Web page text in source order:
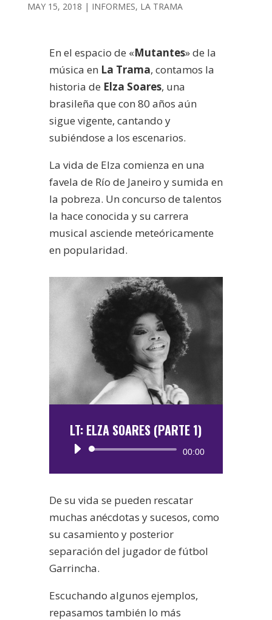
MAY 15, 2018 | INFORMES, LA TRAMA
En el espacio de «Mutantes» de la
música en La Trama, contamos la
historia de Elza Soares, una
brasileña que con 80 años aún
sigue vigente, cantando y
subiéndose a los escenarios.
La vida de Elza comienza en una
favela de Río de Janeiro y sumida en
la pobreza. Un concurso de talentos
la hace conocida y su carrera
musical asciende meteóricamente
en popularidad.
LT: ELZA SOARES (PARTE 1)
Reproductor
00:00
De su vida se pueden rescatar
muchas anécdotas y sucesos, como
su casamiento y posterior
separación del jugador de fútbol
Garrincha.
Escuchando algunos ejemplos,
repasamos también lo más